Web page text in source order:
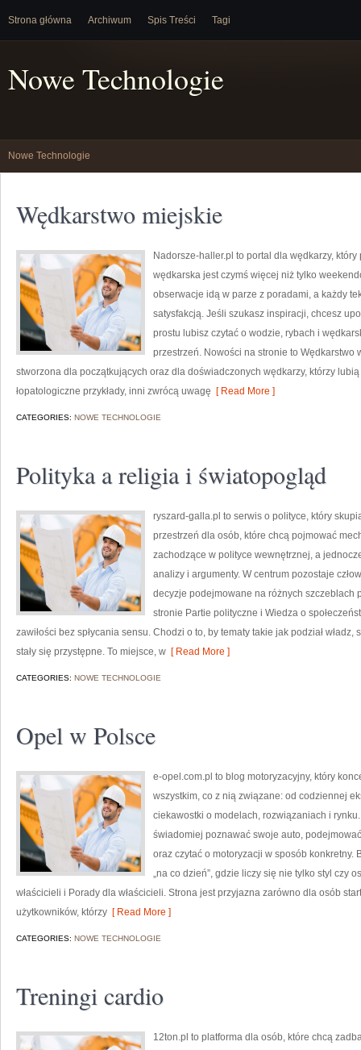
Strona główna Archiwum Spis Treści Tagi
Nowe Technologie
Nowe Technologie
Wędkarstwo miejskie
Nadorsze-haller.pl to portal dla wędkarzy,
wędkarska jest czymś więcej niż tylko
obserwacje idą w parze z poradami, a każdy
satysfakcją. Jeśli szukasz inspiracji, chcesz
prostu lubisz czytać o wodzie, rybach i
przestrzeń. Nowości na stronie to Wędkarstwo
stworzona dla początkujących oraz dla doświadczonych wędkarzy, którzy
łopatologiczne przykłady, inni zwrócą uwagę [ Read More ]
CATEGORIES: NOWE TECHNOLOGIE
Polityka a religia i światopogląd
ryszard-galla.pl to serwis o polityce, który
przestrzeń dla osób, które chcą pojmować
zachodzące w polityce wewnętrznej, a
analizy i argumenty. W centrum pozostaje
decyzje podejmowane na różnych szczeblach
stronie Partie polityczne i Wiedza o
zawiłości bez spłycania sensu. Chodzi o to, by tematy takie jak podział
stały się przystępne. To miejsce, w [ Read More ]
CATEGORIES: NOWE TECHNOLOGIE
Opel w Polsce
e-opel.com.pl to blog motoryzacyjny, który
wszystkim, co z nią związane: od codziennej
ciekawostki o modelach, rozwiązaniach i
świadomiej poznawać swoje auto,
oraz czytać o motoryzacji w sposób konkretny.
„na co dzień”, gdzie liczy się nie tylko styl czy
właścicieli i Porady dla właścicieli. Strona jest przyjazna zarówno dla osób
użytkowników, którzy [ Read More ]
CATEGORIES: NOWE TECHNOLOGIE
Treningi cardio
12ton.pl to platforma dla osób, które chcą